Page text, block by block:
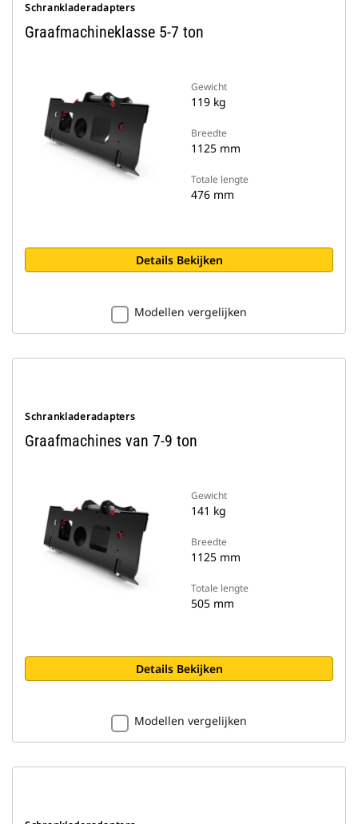
Schrankladeradapters
Graafmachineklasse 5-7 ton
Gewicht
119 kg
Breedte
1125 mm
Totale lengte
476 mm
Details Bekijken
Modellen vergelijken
Schrankladeradapters
Graafmachines van 7-9 ton
Gewicht
141 kg
Breedte
1125 mm
Totale lengte
505 mm
Details Bekijken
Modellen vergelijken